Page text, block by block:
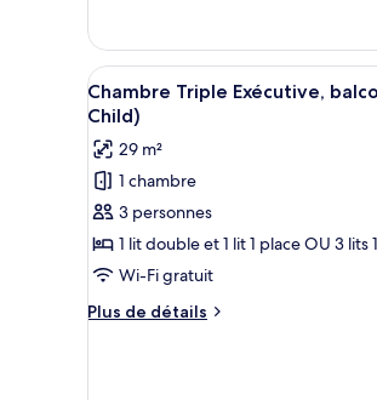
balcon
type
de
chambre
Chambre
Simple,
balcon
Afficher
toutes
les
photos
pour
ce
type
de
chambre :
Chambre
Une
1
Chambre Triple Exécutive,
Child)
29 m²
1 chambre
3 personnes
1 lit double et 1 lit 1 place OU 3 lits
Wi-Fi gratuit
Plus de détails
Plus